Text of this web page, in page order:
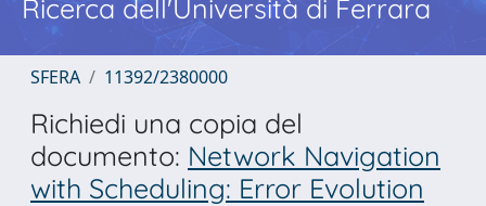
Ricerca dell'Università di Ferrara
SFERA 11392/2380000
Richiedi una copia del
documento: Network Navigation
with Scheduling: Error Evolution